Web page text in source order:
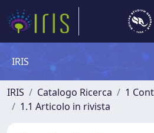
IRIS
IRIS Catalogo Ricerca
1
1.1 Articolo in rivista